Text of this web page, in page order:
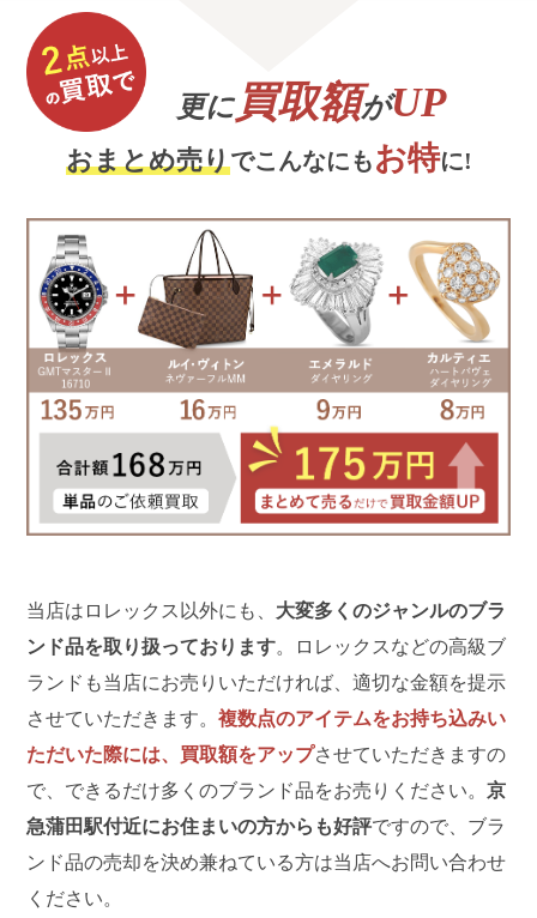
更に買取額がUP
おまとめ売りでこんなにもお特に!
当店はロレックス以外にも、 大変多くのジャンルのブラ
ンド品を取り扱っております。ロレックスなどの高級ブ
ランドも当店にお売りいただければ、適切な金額を提示
させていただきます。複数点のアイテムをお持ち込みい
ただいた際には、買取額をアップさせていただきますの
で、できるだけ多くのブランド品をお売りください。京
急蒲田駅付近にお住まいの方からも好評ですので、ブラ
ンド品の売却を決め兼ねている方は当店へお問い合わせ
ください。